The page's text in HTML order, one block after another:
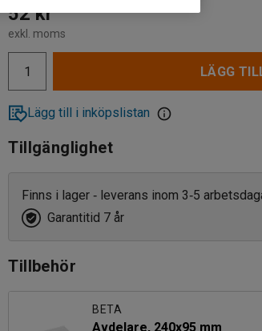
52 kr
exkl. moms
LÄGG
Lägg till i inköpslistan
Tillgänglighet
Finns i lager‑ leverans inom 3‑5
Garantitid 7 år
Tillbehör
BETA
Avdelare, 240x95 mm